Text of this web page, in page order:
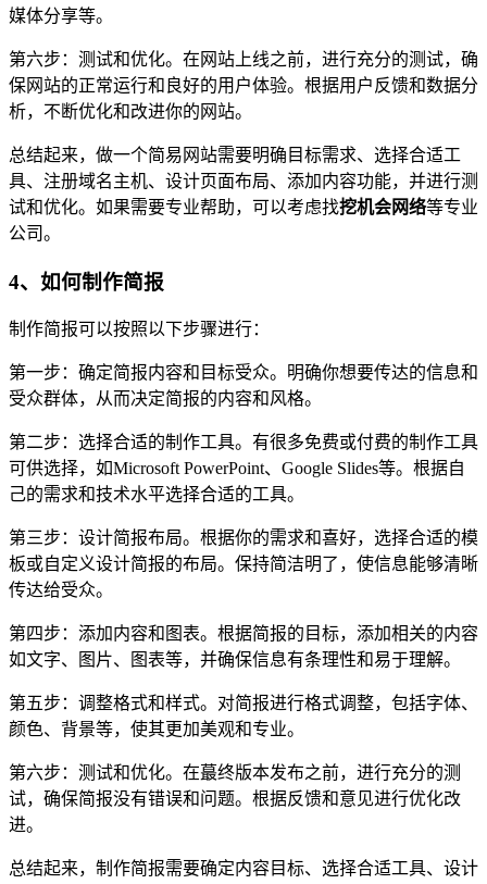
媒体分享等。
第六步：测试和优化。在网站上线之前，进行充分的测试，确
保网站的正常运行和良好的用户体验。根据用户反馈和数据分
析，不断优化和改进你的网站。
总结起来，做一个简易网站需要明确目标需求、选择合适工
具、注册域名主机、设计页面布局、添加内容功能，并进行测
试和优化。如果需要专业帮助，可以考虑找挖机会网络等专业
公司。
4、如何制作简报
制作简报可以按照以下步骤进行：
第一步：确定简报内容和目标受众。明确你想要传达的信息和
受众群体，从而决定简报的内容和风格。
第二步：选择合适的制作工具。有很多免费或付费的制作工具
可供选择，如Microsoft PowerPoint、Google Slides等。根据自
己的需求和技术水平选择合适的工具。
第三步：设计简报布局。根据你的需求和喜好，选择合适的模
板或自定义设计简报的布局。保持简洁明了，使信息能够清晰
传达给受众。
第四步：添加内容和图表。根据简报的目标，添加相关的内容
如文字、图片、图表等，并确保信息有条理性和易于理解。
第五步：调整格式和样式。对简报进行格式调整，包括字体、
颜色、背景等，使其更加美观和专业。
第六步：测试和优化。在蕞终版本发布之前，进行充分的测
试，确保简报没有错误和问题。根据反馈和意见进行优化改
进。
总结起来，制作简报需要确定内容目标、选择合适工具、设计